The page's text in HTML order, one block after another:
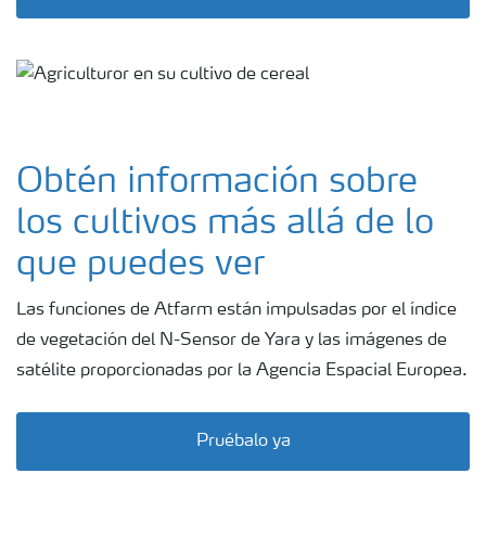
Obtén información sobre
los cultivos más allá de lo
que puedes ver
Las funciones de Atfarm están impulsadas por el índice
de vegetación del N-Sensor de Yara y las imágenes de
satélite proporcionadas por la Agencia Espacial Europea.
Pruébalo ya